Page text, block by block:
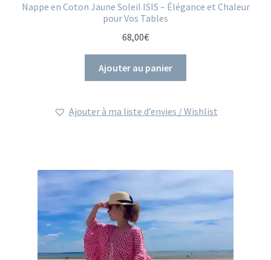
Nappe en Coton Jaune Soleil ISIS – Élégance et Chaleur
pour Vos Tables
68,00€
Ajouter au panier
Ajouter à ma liste d’envies / Wishlist